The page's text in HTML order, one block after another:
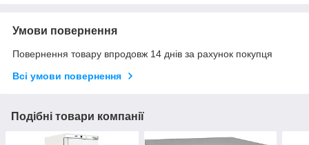
Умови повернення
Повернення товару впродовж 14 днів за рахунок покупця
Всі умови повернення
Подібні товари компанії